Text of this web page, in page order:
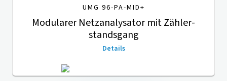
UMG 96-PA-MID+
Modularer Netzanalysator mit Zähler­
stands­gang
Details